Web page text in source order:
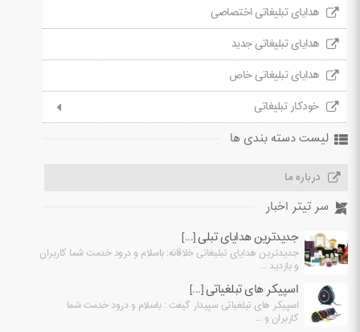
هدایای تبلیغاتی اختصاصی
هدایای تبلیغاتی جدید
هدایای تبلیغاتی خاص
خودکار تبلیغاتی
لیست دسته بندی ها
درباره ما
سر تیتر اخبار
جدیدترین هدایای تبلی [...]
جدیدترین هدایای تبلیغاتی خلاقانه: باسلام و درود خدمت شما کاربران
و بازدید ...
اسپیکر های تبلغیاتی [...]
اسپیکر های تبلغیاتی سپیدار گیفت : باسلام و درود خدمت شما
کاربران و ...